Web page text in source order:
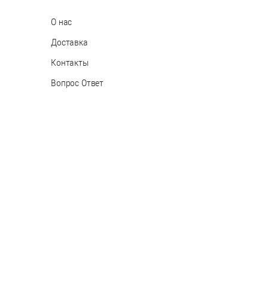
О нас
Доставка
Контакты
Вопрос Ответ